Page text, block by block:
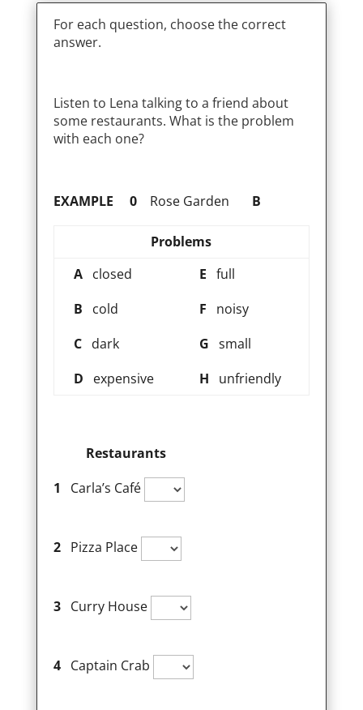
For each question, choose the correct
answer.
Listen to Lena talking to a friend about
some restaurants. What is the problem
with each one?
EXAMPLE 0Rose Garden B
Problems
A closed
B
cold
C dark
D
expensive
E full
F
noisy
G small
H
unfriendly
Restaurants
1
Carla’s Café
2 Pizza Place
3 Curry House
4 Captain Crab